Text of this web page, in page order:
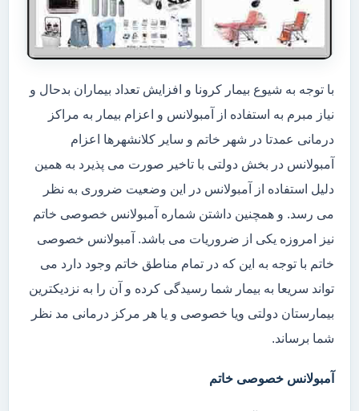
با توجه به شیوع بیمار کرونا و افزایش تعداد بیماران بدحال و
نیاز مبرم به استفاده از آمبولانس و اعزام بیمار به مراکز
درمانی عمدتا در شهر خاتم و سایر کلانشهرها اعزام
آمبولانس در بخش دولتی با تاخیر صورت می پذیرد به همین
دلیل استفاده از آمبولانس در این وضعیت ضروری به نظر
می رسد. و همچنین داشتن شماره آمبولانس خصوصی خاتم
نیز امروزه یکی از ضروریات می باشد. آمبولانس خصوصی
خاتم با توجه به این که در تمام مناطق خاتم وجود دارد می
تواند سریعا به بیمار شما رسیدگی کرده و آن را به نزدیکترین
بیمارستان دولتی ویا خصوصی و یا هر مرکز درمانی مد نظر
شما برساند.
آمبولانس خصوصی خاتم